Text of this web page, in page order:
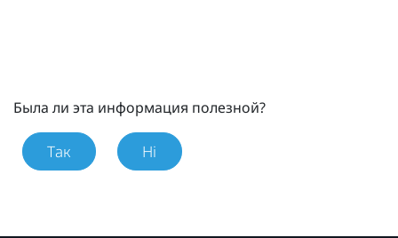
Была ли эта информация полезной?
Так Ні